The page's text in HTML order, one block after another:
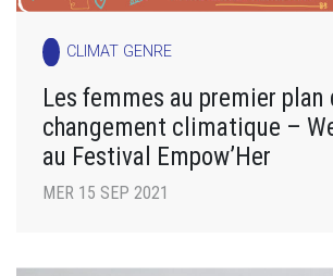
CLIMAT GENRE
Les femmes au premier plan
changement climatique –
au Festival Empow’Her
MER 15 SEP 2021